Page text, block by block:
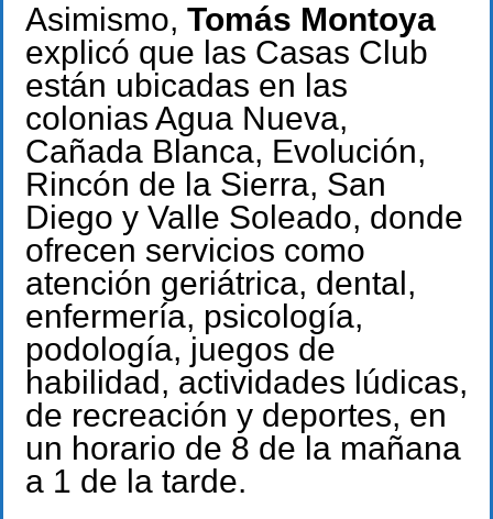
Asimismo, Tomás Montoya
explicó que las Casas Club
están ubicadas en las
colonias Agua Nueva,
Cañada Blanca, Evolución,
Rincón de la Sierra, San
Diego y Valle Soleado, donde
ofrecen servicios como
atención geriátrica, dental,
enfermería, psicología,
podología, juegos de
habilidad, actividades lúdicas,
de recreación y deportes, en
un horario de 8 de la mañana
a 1 de la tarde.